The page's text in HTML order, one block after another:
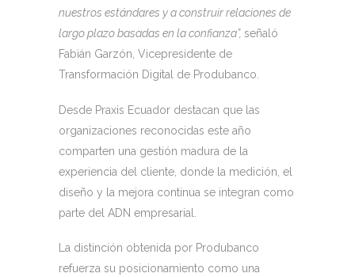
nuestros estándares y a construir relaciones de
largo plazo basadas en la confianza”, señaló
Fabián Garzón, Vicepresidente de
Transformación Digital de Produbanco.
Desde Praxis Ecuador destacan que las
organizaciones reconocidas este año
comparten una gestión madura de la
experiencia del cliente, donde la medición, el
diseño y la mejora continua se integran como
parte del ADN empresarial.
La distinción obtenida por Produbanco
refuerza su posicionamiento como una